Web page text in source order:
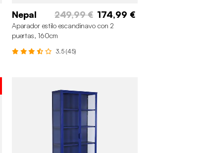
Nepal 249,99 € 174,99 €
Aparador estilo escandinavo con 2
puertas, 160cm
3.5 (45)